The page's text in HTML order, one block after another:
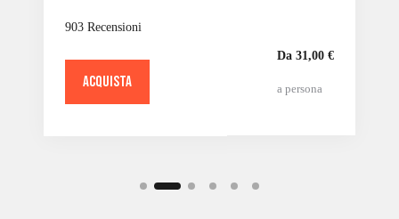
903 Recensioni
ACQUISTA
Da 31,00 €
a persona